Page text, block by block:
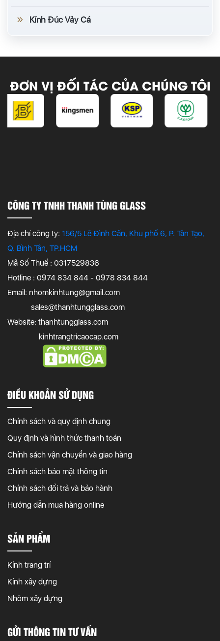
Kính Đúc Vảy Cá
ĐƠN VỊ ĐỐI TÁC CỦA CHÚNG TÔI
CÔNG TY TNHH THANH TÙNG GLASS
Địa chỉ công ty: 156/5 Lê Đình Cẩn, Khu phố 6, P. Tân Tạo,
Q. Bình Tân, TP.HCM
Mã Số Thuế : 0317529836
Hotline : 0974 834 844 - 0978 834 844
Email: nhomkinhtung@gmail.com
sales@thanhtungglass.com
Website: thanhtungglass.com
kinhtrangtricaocap.com
ĐIỀU KHOẢN SỬ DỤNG
Chính sách và quy định chung
Quy định và hình thức thanh toán
Chính sách vận chuyển và giao hàng
Chính sách bảo mật thông tin
Chính sách đổi trả và bảo hành
Hướng dẫn mua hàng online
SẢN PHẨM
Kính trang trí
Kính xây dựng
Nhôm xây dựng
GỬI THÔNG TIN TƯ VẤN